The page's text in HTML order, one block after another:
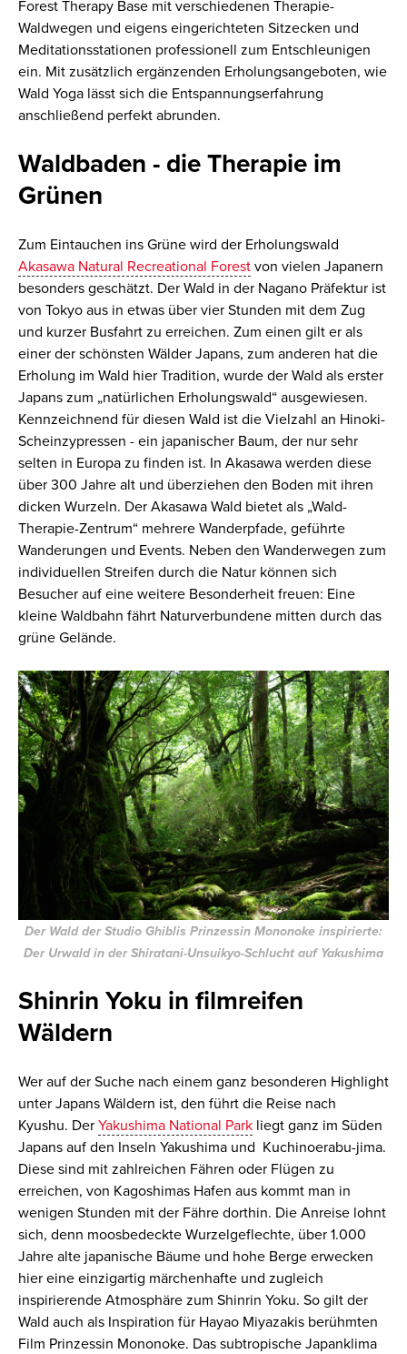
Forest Therapy Base mit verschiedenen Therapie-
Waldwegen und eigens eingerichteten Sitzecken und
Meditationsstationen professionell zum Entschleunigen
ein. Mit zusätzlich ergänzenden Erholungsangeboten, wie
Wald Yoga lässt sich die Entspannungserfahrung
anschließend perfekt abrunden.
Waldbaden - die Therapie im
Grünen
Zum Eintauchen ins Grüne wird der Erholungswald
Akasawa Natural Recreational Forestvon vielen Japanern
besonders geschätzt. Der Wald in der Nagano Präfektur ist
von Tokyo aus in etwas über vier Stunden mit dem Zug
und kurzer Busfahrt zu erreichen. Zum einen gilt er als
einer der schönsten Wälder Japans, zum anderen hat die
Erholung im Wald hier Tradition, wurde der Wald als erster
Japans zum „natürlichen Erholungswald“ ausgewiesen.
Kennzeichnend für diesen Wald ist die Vielzahl an Hinoki-
Scheinzypressen - ein japanischer Baum, der nur sehr
selten in Europa zu finden ist. In Akasawa werden diese
über 300 Jahre alt und überziehen den Boden mit ihren
dicken Wurzeln. Der Akasawa Wald bietet als „Wald-
Therapie-Zentrum“ mehrere Wanderpfade, geführte
Wanderungen und Events. Neben den Wanderwegen zum
individuellen Streifen durch die Natur können sich
Besucher auf eine weitere Besonderheit freuen: Eine
kleine Waldbahn fährt Naturverbundene mitten durch das
grüne Gelände.
Der Wald der Studio Ghiblis Prinzessin Mononoke inspirierte:
Der Urwald in der Shiratani-Unsuikyo-Schlucht auf Yakushima
Shinrin Yoku in filmreifen
Wäldern
Wer auf der Suche nach einem ganz besonderen Highlight
unter Japans Wäldern ist, den führt die Reise nach
Kyushu. Der Yakushima National Parkliegt ganz im Süden
Japans auf den Inseln Yakushima und Kuchinoerabu-jima.
Diese sind mit zahlreichen Fähren oder Flügen zu
erreichen, von Kagoshimas Hafen aus kommt man in
wenigen Stunden mit der Fähre dorthin. Die Anreise lohnt
sich, denn moosbedeckte Wurzelgeflechte, über 1.000
Jahre alte japanische Bäume und hohe Berge erwecken
hier eine einzigartig märchenhafte und zugleich
inspirierende Atmosphäre zum Shinrin Yoku. So gilt der
Wald auch als Inspiration für Hayao Miyazakis berühmten
Film Prinzessin Mononoke. Das subtropische Japanklima